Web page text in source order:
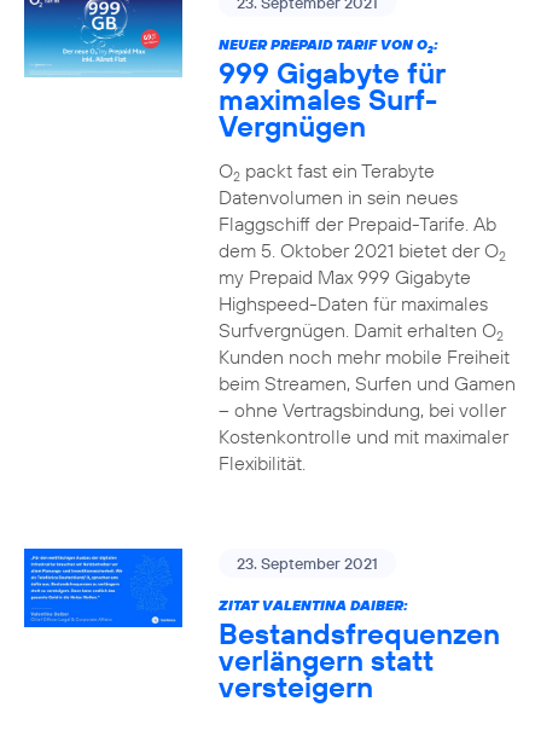
NEUER PREPAID TARIF VON O2:
999 Gigabyte für
maximales Surf-
Vergnügen
O2packt fast ein Terabyte
Datenvolumen in sein neues
Flaggschiff der Prepaid-Tarife. Ab
dem 5. Oktober 2021 bietet der O2
my Prepaid Max 999 Gigabyte
Highspeed-Daten für maximales
Surfvergnügen. Damit erhalten O2
Kunden noch mehr mobile Freiheit
beim Streamen, Surfen und Gamen
– ohne Vertragsbindung, bei voller
Kostenkontrolle und mit maximaler
Flexibilität.
23. September 2021
ZITAT VALENTINA DAIBER:
Bestandsfrequenzen
verlängern statt
versteigern